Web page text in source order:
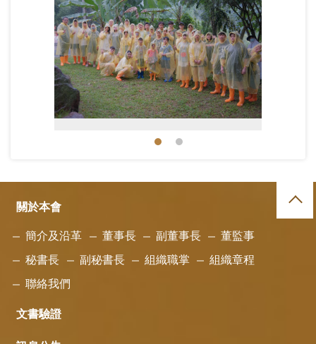
關於本會
簡介及沿革 董事長 副董事長 董監事
秘書長 副秘書長 組織職掌 組織章程
聯絡我們
文書驗證